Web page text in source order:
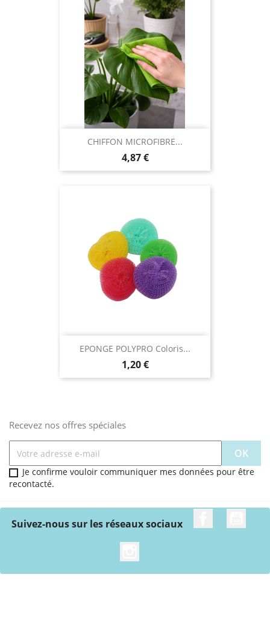
CHIFFON MICROFIBRE...
Prix
4,87 €
EPONGE POLYPRO Coloris...
Prix
1,20 €
Recevez nos offres spéciales
Je confirme vouloir communiquer mes données pour être
recontacté.
Suivez-nous sur les réseaux sociaux